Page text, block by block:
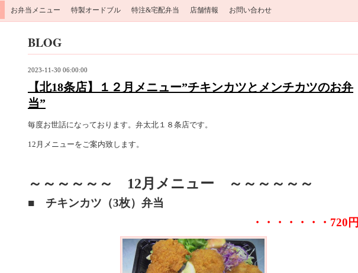
お弁当メニュー 特製オードブル 特注&宅配弁当 店舗情報 お問い合わせ
BLOG
2023-11-30 06:00:00
【北18条店】１２月メニュー”チキンカツとメンチカツのお弁
当”
毎度お世話になっております。弁太北１８条店です。
12月メニューをご案内致します。
～～～～～～ 12月メニュー ～～～～～～
■ チキンカツ（3枚）弁当
・・・・・・・720円